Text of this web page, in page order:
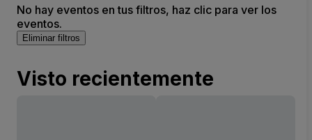
No hay eventos en tus filtros, haz clic para ver los
eventos.
Eliminar filtros
Visto recientemente